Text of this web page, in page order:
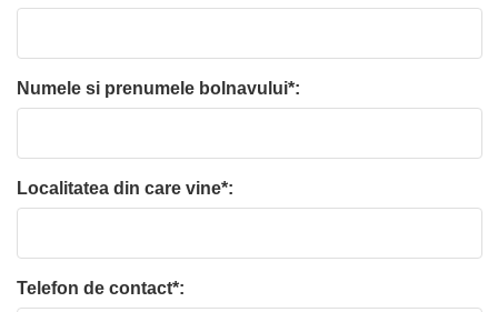
Numele si prenumele bolnavului*:
Localitatea din care vine*:
Telefon de contact*: